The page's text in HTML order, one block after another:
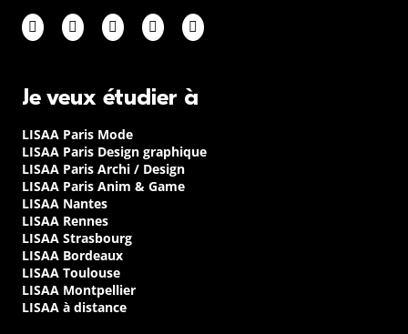
Je veux étudier à
LISAA Paris Mode
LISAA Paris Design graphique
LISAA Paris Archi / Design
LISAA Paris Anim & Game
LISAA Nantes
LISAA Rennes
LISAA Strasbourg
LISAA Bordeaux
LISAA Toulouse
LISAA Montpellier
LISAA à distance